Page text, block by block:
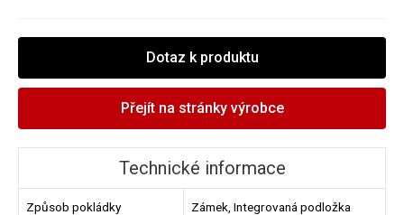
Dotaz k produktu
Přejít na stránky výrobce
Technické informace
Způsob pokládky Zámek, Integrovaná podložka